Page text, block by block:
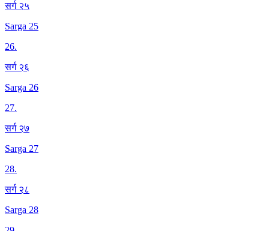
सर्ग २५
Sarga 25
26.
सर्ग २६
Sarga 26
27.
सर्ग २७
Sarga 27
28.
सर्ग २८
Sarga 28